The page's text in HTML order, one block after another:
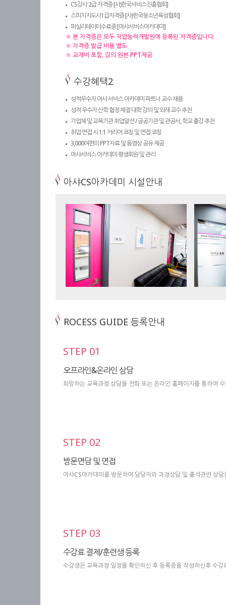
CS강사 2급 자격증 [사)한국서비스진흥협회]
스피치지도사1급자격증 [사)한국청소년육성협회]
퍼실리테이터수료증 [아샤서비스아카데미]
※ 본 자격증은 모두 직업능력개발원에 등록된 자격증입니다.
※ 자격증 발급 비용 별도
※ 교재비 포함, 강의 원본 PPT제공
수강혜택2
성적우수자 아샤 서비스 아카데미 파트너 교수 채용
성적 우수자 산학 협정 체결 대학 강의 및 외래 교수 추천
기업체 및 교육기관 취업알선 / 공공기관 및 관공서, 학교 출강 추천
취업 면접 시 1:1 커리어 코칭 및 면접 코칭
3,000여편의 PPT자료 및 동영상 공유 제공
아샤서비스 아카데미 평생회원 및 관리
아샤CS아카데미 시설안내
ROCESS GUIDE 등록안내
STEP 01
오프라인&온라인 상담
희망하는 교육과정 상담을 전화 또는 온라인 홈페이지를 통하여
STEP 02
방문면담 및 면접
아샤CS아카데미를 방문하여 담당자와 과정상담 및 출석관련 상
STEP 03
수강료 결제/훈련생 등록
수강생은 교육과정 일정을 확인하신 후 등록증을 작성하신후 수